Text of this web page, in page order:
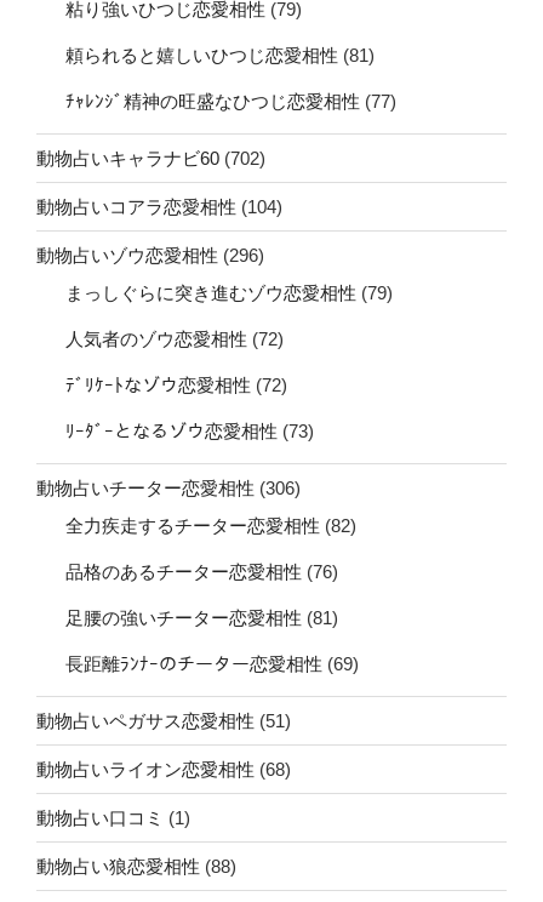
粘り強いひつじ恋愛相性 (79)
頼られると嬉しいひつじ恋愛相性 (81)
ﾁｬﾚﾝｼﾞ精神の旺盛なひつじ恋愛相性 (77)
動物占いキャラナビ60 (702)
動物占いコアラ恋愛相性 (104)
動物占いゾウ恋愛相性 (296)
まっしぐらに突き進むゾウ恋愛相性 (79)
人気者のゾウ恋愛相性 (72)
ﾃﾞﾘｹｰﾄなゾウ恋愛相性 (72)
ﾘｰﾀﾞｰとなるゾウ恋愛相性 (73)
動物占いチーター恋愛相性 (306)
全力疾走するチーター恋愛相性 (82)
品格のあるチーター恋愛相性 (76)
足腰の強いチーター恋愛相性 (81)
長距離ﾗﾝﾅｰのチーター恋愛相性 (69)
動物占いペガサス恋愛相性 (51)
動物占いライオン恋愛相性 (68)
動物占い口コミ (1)
動物占い狼恋愛相性 (88)